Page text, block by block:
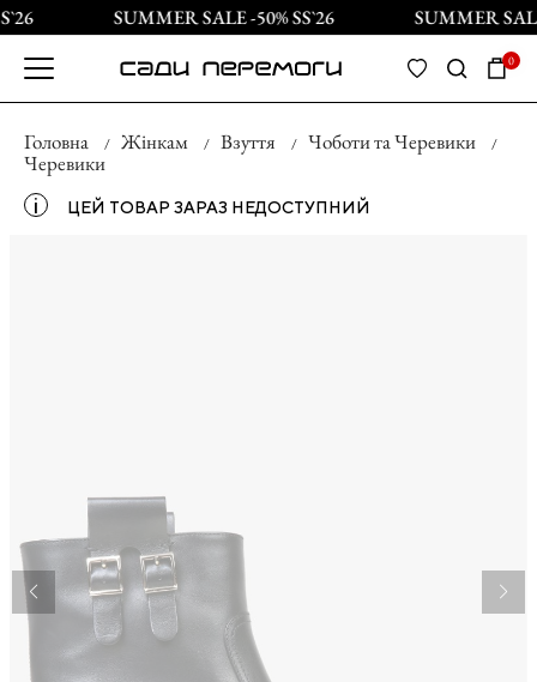
SUMMER SALE -50% SS`26 SUMMER
0
Головна Жінкам Взуття
Чоботи та Черевики
Черевики
і ЦЕЙ ТОВАР ЗАРАЗ НЕДОСТУПНИЙ